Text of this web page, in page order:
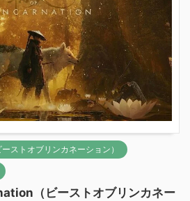
ストオブリンカネーション）
（ビーストオブリンカネー